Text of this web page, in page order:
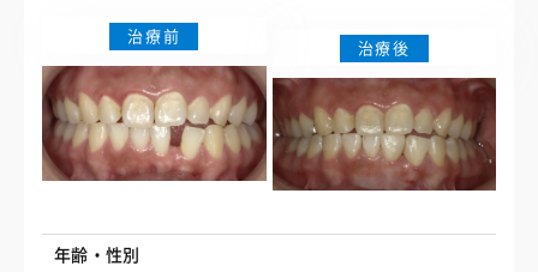
治療前
治療後
年齢・性別